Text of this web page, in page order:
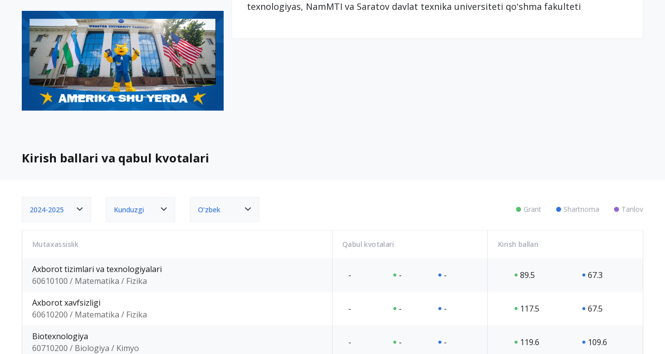
texnologiyas, NamMTI va Saratov davlat texnika universiteti qoʻshma fakulteti
Kirish ballari va qabul kvotalari
2024-2025 Kunduzgi O‘zbek Grant Shartnoma Tanlov
Mutaxassislik Qabul kvotalari Kirish ballari
Axborot tizimlari va texnologiyalari
60610100 / Matematika / Fizika
- - - 89.5 67.3
Axborot xavfsizligi
60610200 / Matematika / Fizika
- - - 117.5 67.5
Biotexnologiya
60710200 / Biologiya / Kimyo
- - - 119.6 109.6